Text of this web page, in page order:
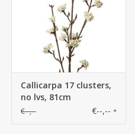
Callicarpa 17 clusters,
no lvs, 81cm
€--,-- €--,-- *